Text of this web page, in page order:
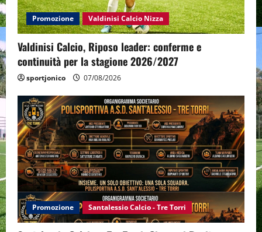
Promozione Valdinisi Calcio Nizza
Valdinisi Calcio, Riposo leader: conferme e
continuità per la stagione 2026/2027
sportjonico 07/08/2026
Promozione Santalessio Calcio - Tre Torri